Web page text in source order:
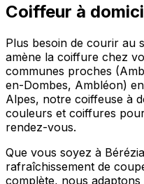
Coiffeur à
Plus besoin de courir au
amène la coiffure chez
communes proches
en-Dombes, Ambléon)
Alpes, notre coiffeuse à
couleurs et coiffures
rendez-vous.
Que vous soyez à
rafraîchissement de
complète, nous